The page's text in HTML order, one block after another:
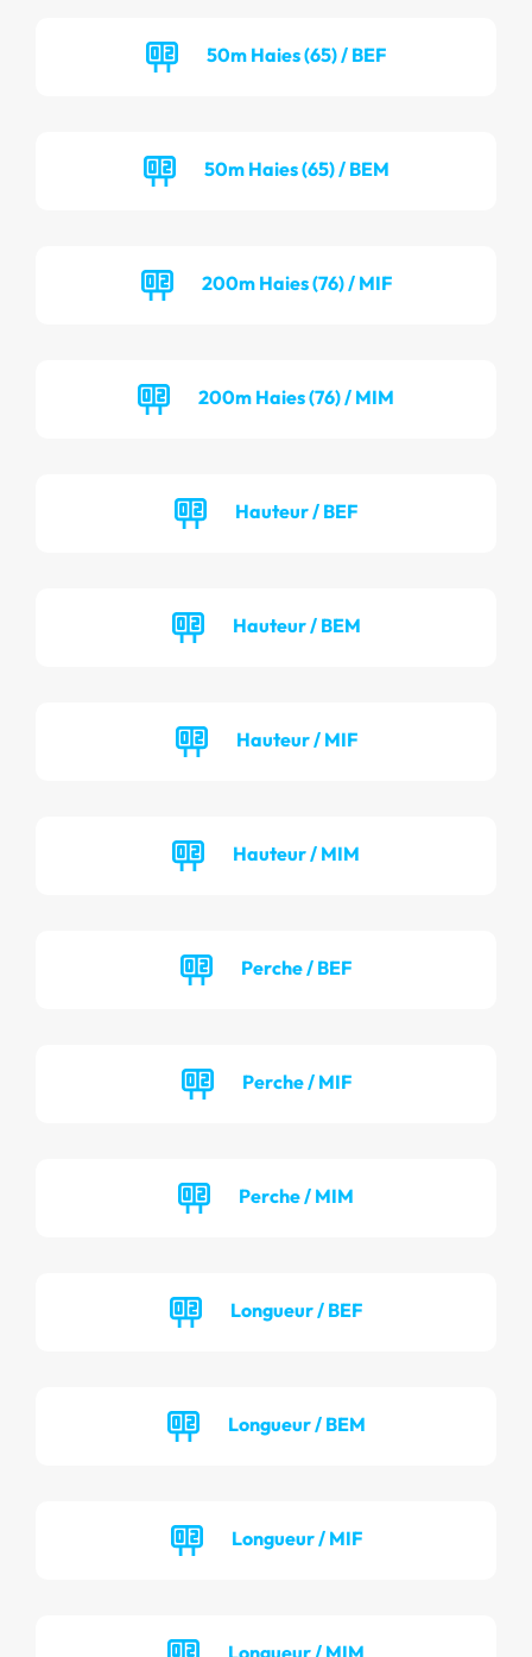
50m Haies (65) / BEF
50m Haies (65) / BEM
200m Haies (76) / MIF
200m Haies (76) / MIM
Hauteur / BEF
Hauteur / BEM
Hauteur / MIF
Hauteur / MIM
Perche / BEF
Perche / MIF
Perche / MIM
Longueur / BEF
Longueur / BEM
Longueur / MIF
Longueur / MIM